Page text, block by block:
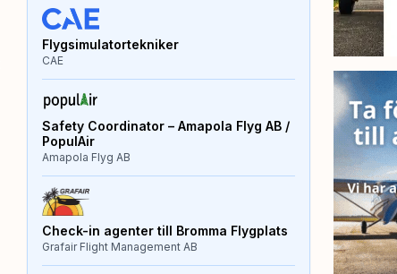
Flygsimulatortekniker
CAE
Safety Coordinator – Amapola Flyg AB /
PopulAir
Amapola Flyg AB
Check-in agenter till Bromma Flygplats
Grafair Flight Management AB